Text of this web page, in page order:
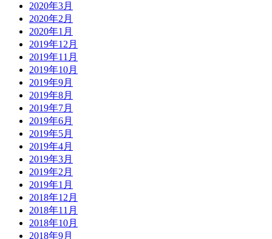
2020年3月
2020年2月
2020年1月
2019年12月
2019年11月
2019年10月
2019年9月
2019年8月
2019年7月
2019年6月
2019年5月
2019年4月
2019年3月
2019年2月
2019年1月
2018年12月
2018年11月
2018年10月
2018年9月